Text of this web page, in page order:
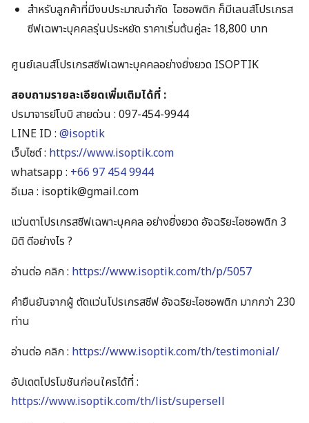
สำหรับลูกค้าที่มีงบประมาณจำกัด ไอซอพติก ก็มีเลนส์โปรเกรส
ซีฟเฉพาะบุคคลรุ่นประหยัด ราคาเริ่มต้นคู่ละ 18,800 บาท
ศูนย์เลนส์โปรเกรสซีฟเฉพาะบุคคลอย่างยิ่งยวด ISOPTIK
สอบถามรายละเอียดเพิ่มเติมได้ที่ :
ปรมาจารย์โบบิ สายด่วน : 097-454-9944
LINE ID : @isoptik
เว็บไซต์ : https://www.isoptik.com
whatsapp : +66 97 454 9944
อีเมล : isoptik@gmail.com
แว่นตาโปรเกรสซีฟเฉพาะบุคคล อย่างยิ่งยวด อัจฉริยะไอซอพติก 3
มิติ ดีอย่างไร ?
อ่านต่อ คลิก : https://www.isoptik.com/th/p/5057
คำยืนยันจากผู้ ตัดแว่นโปรเกรสซีฟ อัจฉริยะไอซอพติก มากกว่า 230
ท่าน
อ่านต่อ คลิก : https://www.isoptik.com/th/testimonial/
อัปเดตโปรโมชันก่อนใครได้ที่ :
https://www.isoptik.com/th/list/supersell